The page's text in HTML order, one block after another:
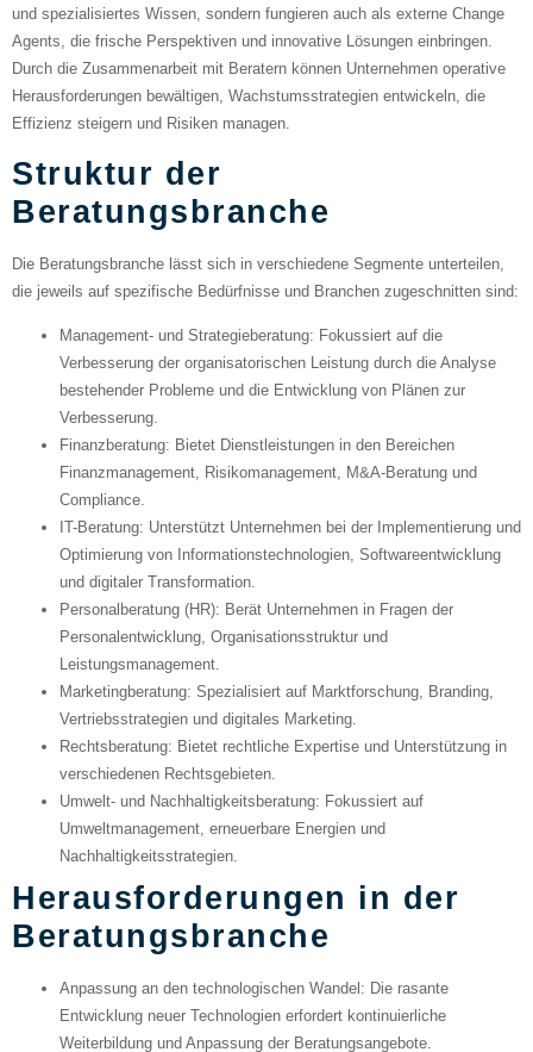
und spezialisiertes Wissen, sondern fungieren auch als externe Change
Agents, die frische Perspektiven und innovative Lösungen einbringen.
Durch die Zusammenarbeit mit Beratern können Unternehmen operative
Herausforderungen bewältigen, Wachstumsstrategien entwickeln, die
Effizienz steigern und Risiken managen.
Struktur der
Beratungsbranche
Die Beratungsbranche lässt sich in verschiedene Segmente unterteilen,
die jeweils auf spezifische Bedürfnisse und Branchen zugeschnitten sind:
Management- und Strategieberatung: Fokussiert auf die
Verbesserung der organisatorischen Leistung durch die Analyse
bestehender Probleme und die Entwicklung von Plänen zur
Verbesserung.
Finanzberatung: Bietet Dienstleistungen in den Bereichen
Finanzmanagement, Risikomanagement, M&A-Beratung und
Compliance.
IT-Beratung: Unterstützt Unternehmen bei der Implementierung und
Optimierung von Informationstechnologien, Softwareentwicklung
und digitaler Transformation.
Personalberatung (HR): Berät Unternehmen in Fragen der
Personalentwicklung, Organisationsstruktur und
Leistungsmanagement.
Marketingberatung: Spezialisiert auf Marktforschung, Branding,
Vertriebsstrategien und digitales Marketing.
Rechtsberatung: Bietet rechtliche Expertise und Unterstützung in
verschiedenen Rechtsgebieten.
Umwelt- und Nachhaltigkeitsberatung: Fokussiert auf
Umweltmanagement, erneuerbare Energien und
Nachhaltigkeitsstrategien.
Herausforderungen in der
Beratungsbranche
Anpassung an den technologischen Wandel : Die rasante
Entwicklung neuer Technologien erfordert kontinuierliche
Weiterbildung und Anpassung der Beratungsangebote.